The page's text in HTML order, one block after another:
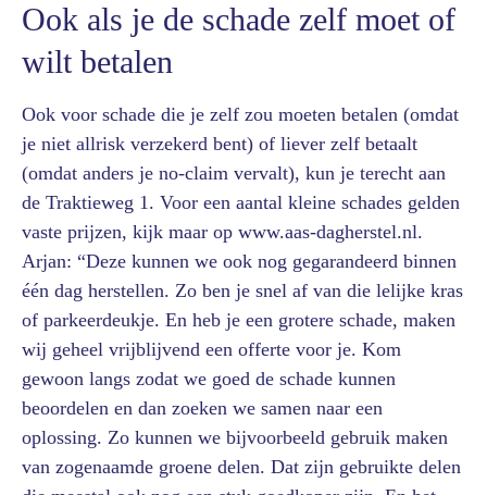
Ook als je de schade zelf moet of
wilt betalen
Ook voor schade die je zelf zou moeten betalen (omdat
je niet allrisk verzekerd bent) of liever zelf betaalt
(omdat anders je no-claim vervalt), kun je terecht aan
de Traktieweg 1. Voor een aantal kleine schades gelden
vaste prijzen, kijk maar op www.aas-dagherstel.nl.
Arjan: “Deze kunnen we ook nog gegarandeerd binnen
één dag herstellen. Zo ben je snel af van die lelijke kras
of parkeerdeukje. En heb je een grotere schade, maken
wij geheel vrijblijvend een offerte voor je. Kom
gewoon langs zodat we goed de schade kunnen
beoordelen en dan zoeken we samen naar een
oplossing. Zo kunnen we bijvoorbeeld gebruik maken
van zogenaamde groene delen. Dat zijn gebruikte delen